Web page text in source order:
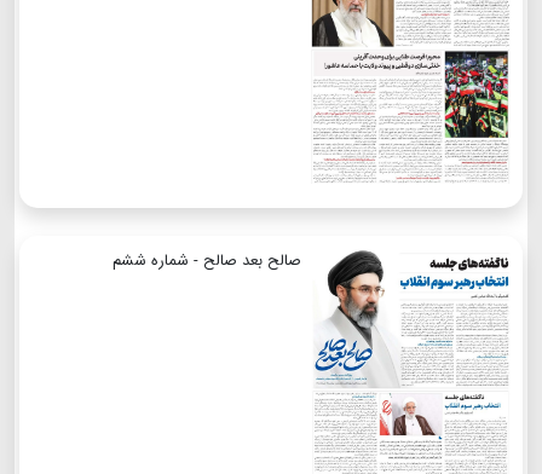
صالح بعد صالح - شماره ششم